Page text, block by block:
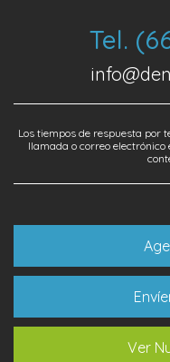
Tel.
Los tiempos de respuesta por
llamada o correo
Ver